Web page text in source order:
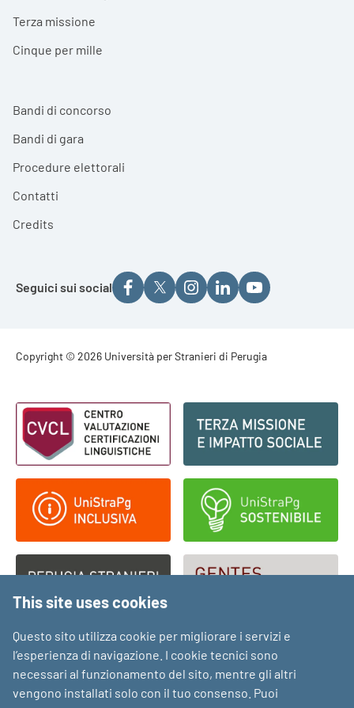
Terza missione
Cinque per mille
Bandi di concorso
Bandi di gara
Procedure elettorali
Contatti
Credits
Seguici sui social
Footer - Copyright
Copyright © 2026 Università per Stranieri di Perugia
Footer - Loghi
This site uses cookies
Questo sito utilizza cookie per migliorare i servizi e
l’esperienza di navigazione. I cookie tecnici sono
necessari al funzionamento del sito, mentre gli altri
vengono installati solo con il tuo consenso. Puoi